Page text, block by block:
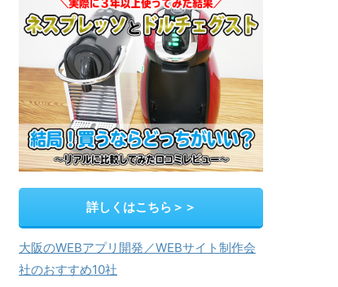
詳しくはこちら＞＞
大阪のWEBアプリ開発／WEBサイト制作会
社のおすすめ10社